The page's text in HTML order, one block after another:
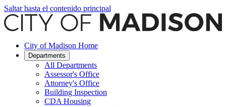
Saltar hasta el contenido principal
City of Madison Home
Departments
All Departments
Assessor's Office
Attorney's Office
Building Inspection
CDA Housing